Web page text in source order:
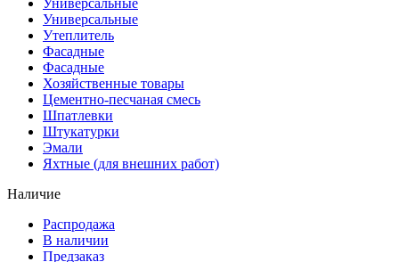
Универсальные
Утеплитель
Фасадные
Фасадные
Хозяйственные товары
Цементно-песчаная смесь
Шпатлевки
Штукатурки
Эмали
Яхтные (для внешних работ)
Наличие
Распродажа
В наличии
Предзаказ